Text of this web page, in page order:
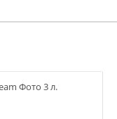
Фото 3 л.